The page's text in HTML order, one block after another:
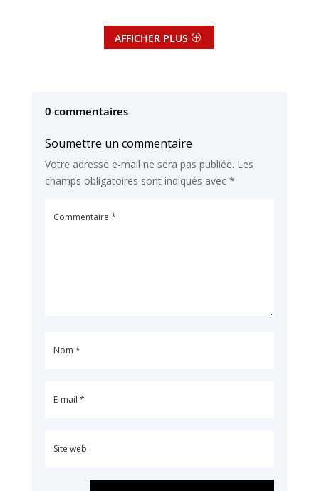
AFFICHER PLUS
0 commentaires
Soumettre un commentaire
Votre adresse e-mail ne sera pas publiée. Les
champs obligatoires sont indiqués avec *